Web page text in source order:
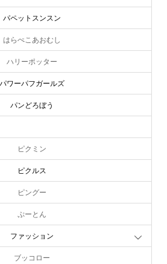
パペットスンスン
はらぺこあおむし
ハリーポッター
パワーパフガールズ
パンどろぼう
ピクミン
ピクルス
ピングー
ぷーとん
ファッション
ブッコロー